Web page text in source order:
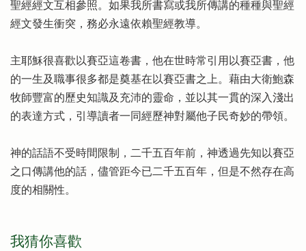
聖經經文互相參照。如果我所書寫或我所傳講的種種與聖經
經文發生衝突，務必永遠依賴聖經教導。
主耶穌很喜歡以賽亞這卷書，他在世時常引用以賽亞書，他
的一生及職事很多都是奠基在以賽亞書之上。藉由大衛鮑森
牧師豐富的歷史知識及充沛的靈命，並以其一貫的深入淺出
的表達方式，引導讀者一同經歷神對屬他子民奇妙的帶領。
神的話語不受時間限制，二千五百年前，神透過先知以賽亞
之口傳講他的話，儘管距今已二千五百年，但是不然存在高
度的相關性。
我猜你喜歡